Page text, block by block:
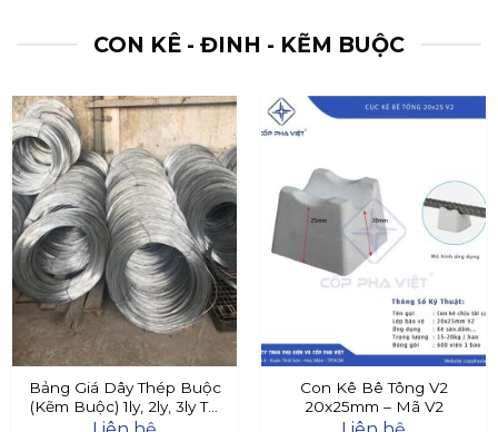
CON KÊ - ĐINH - KẼM BUỘC
Bảng Giá Dây Thép Buộc
(Kẽm Buộc) 1ly, 2ly, 3ly Tại
Đây
Con Kê Bê Tông V2
20x25mm – Mã V2